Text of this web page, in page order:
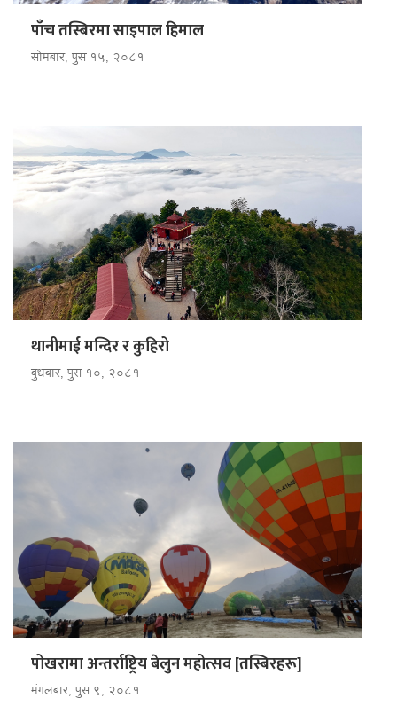
पाँच तस्बिरमा साइपाल हिमाल
सोमबार, पुस १५, २०८१
थानीमाई मन्दिर र कुहिरो
बुधबार, पुस १०, २०८१
पोखरामा अन्तर्राष्ट्रिय बेलुन महोत्सव [तस्बिरहरू]
मंगलबार, पुस ९, २०८१